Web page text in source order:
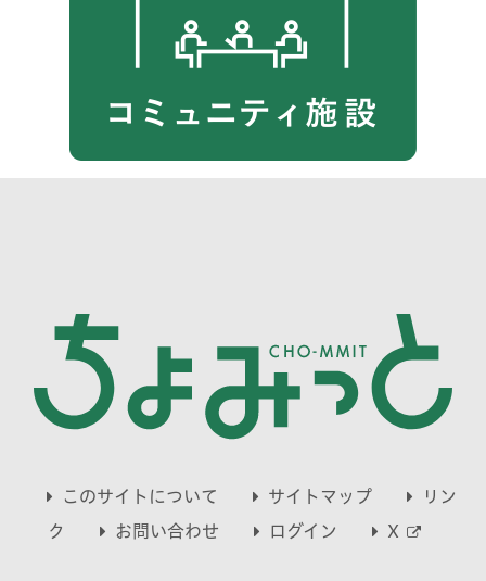
このサイトについて サイトマップ
リン
ク
お問い合わせ ログイン X
別